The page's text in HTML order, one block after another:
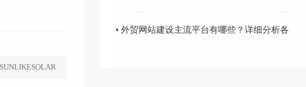
有哪些？
• 外贸网站建设主流平台有哪些？详细分析各